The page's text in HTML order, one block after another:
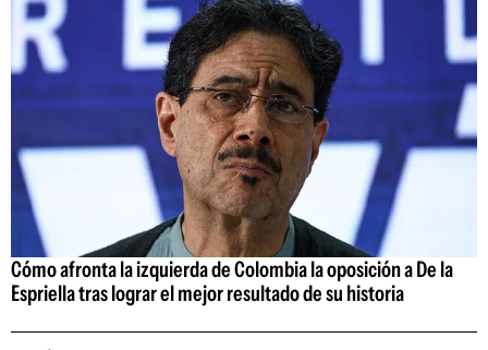
Cómo afronta la izquierda de Colombia la oposición a De la
Espriella tras lograr el mejor resultado de su historia